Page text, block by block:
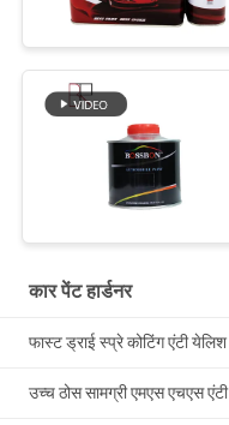
कार पेंट हार्डनर
फास्ट ड्राई स्प्रे कोटिंग एंटी
उच्च ठोस सामग्री एमएस एचएस